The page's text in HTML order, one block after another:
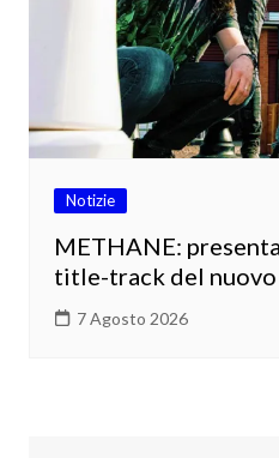
Notizie
METHANE:
title-track del nuovo
7 Agosto 2026